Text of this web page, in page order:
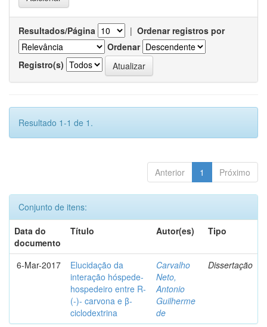
Resultados/Página | Ordenar registros por
Ordenar
Registro(s)
Resultado 1-1 de 1.
Anterior 1 Próximo
Conjunto de itens:
Data do
documento
Título Autor(es) Tipo
6-Mar-2017
Elucidação da
interação hóspede-
hospedeiro entre R-
(-)- carvona e β-
ciclodextrina
Carvalho
Neto,
Antonio
Guilherme
de
Dissertação